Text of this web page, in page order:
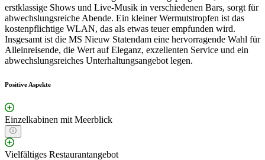
erstklassige Shows und Live-Musik in verschiedenen Bars, sorgt für
abwechslungsreiche Abende. Ein kleiner Wermutstropfen ist das
kostenpflichtige WLAN, das als etwas teuer empfunden wird.
Insgesamt ist die MS Nieuw Statendam eine hervorragende Wahl für
Alleinreisende, die Wert auf Eleganz, exzellenten Service und ein
abwechslungsreiches Unterhaltungsangebot legen.
Positive Aspekte
Einzelkabinen mit Meerblick
Vielfältiges Restaurantangebot